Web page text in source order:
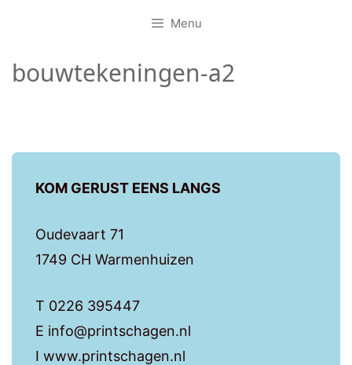
Menu
bouwtekeningen-a2
KOM GERUST EENS LANGS
Oudevaart 71
1749 CH Warmenhuizen
T 0226 395447
E info@printschagen.nl
I www.printschagen.nl